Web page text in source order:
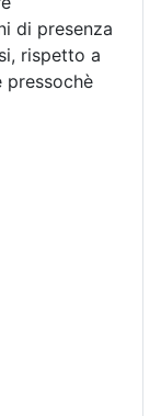
di presenza
rispetto a
pressochè